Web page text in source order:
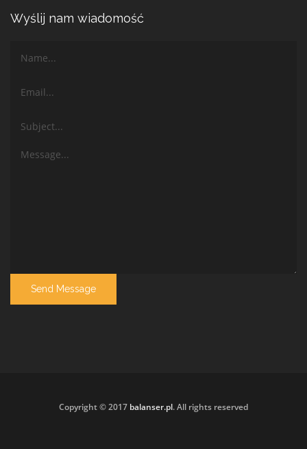
Wyślij nam wiadomość
Copyright © 2017 balanser.pl. All rights reserved